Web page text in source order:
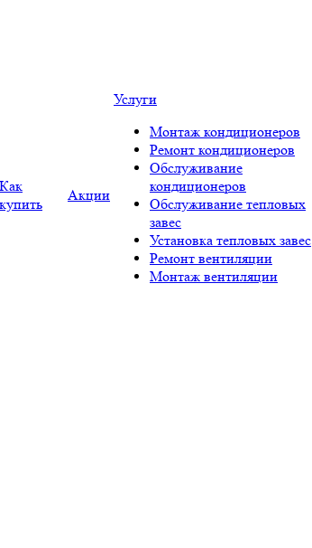
Как
купить
Акции
Услуги
Монтаж кондиционеров
Ремонт кондиционеров
Обслуживание
кондиционеров
Обслуживание тепловых
завес
Установка тепловых завес
Ремонт вентиляции
Монтаж вентиляции